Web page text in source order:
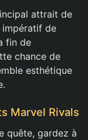
attrait de
impératif de
fin de
chance de
esthétique
Marvel Rivals
quête, gardez à